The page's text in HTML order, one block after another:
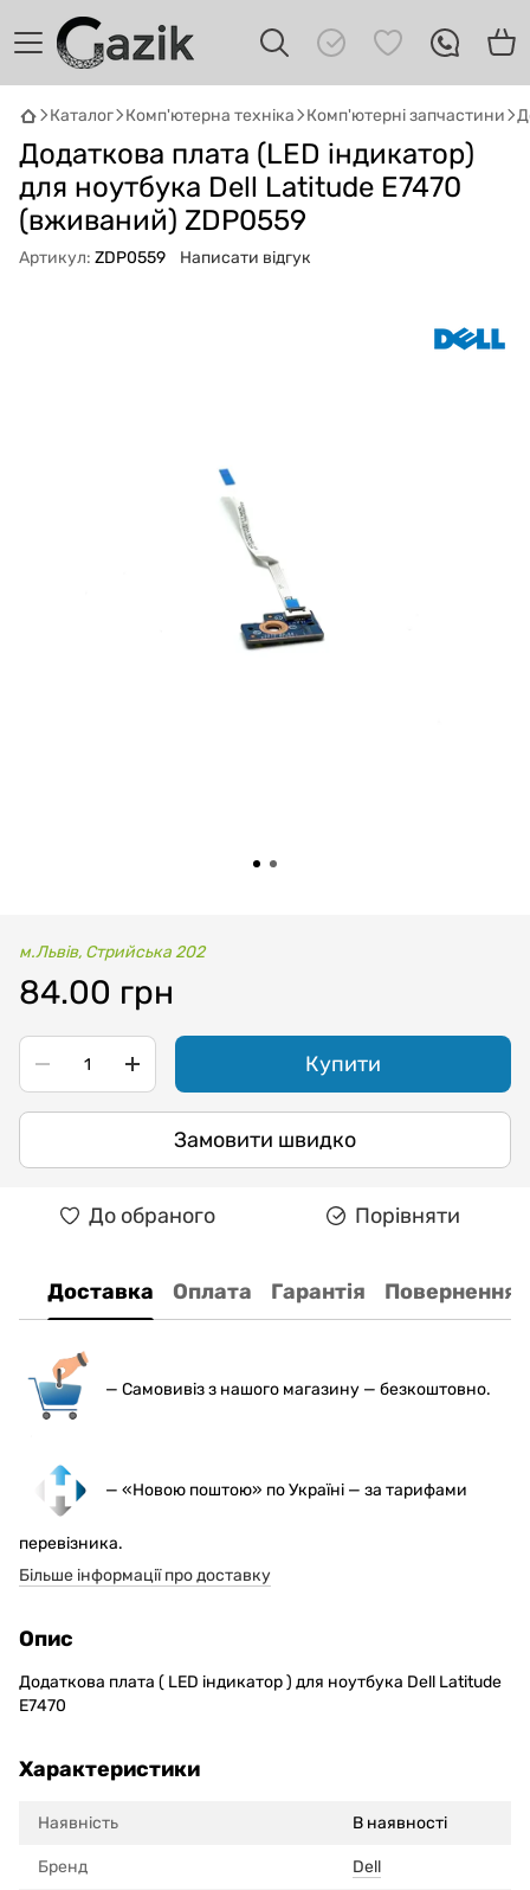
Каталог Комп'ютерна техніка Комп'ютерні запчастини
Додаткова плата (LED індикатор)
для ноутбука Dell Latitude E7470
(вживаний) ZDP0559
Артикул: ZDP0559 Написати відгук
м.Львів, Стрийська 202
84.00 грн
Купити
Замовити швидко
До обраного Порівняти
Доставка Оплата Гарантія Повернення
— Самовивіз з нашого магазину — безкоштовно.
— «Новою поштою» по Україні — за тарифами
перевізника.
Більше інформації про доставку
Опис
Додаткова плата ( LED індикатор ) для ноутбука Dell Latitude
E7470
Характеристики
Наявність В наявності
Бренд Dell
Онлайн · пошук техніки
Привіт! 👋 Я Gazik AI — допоможу
підібрати вживану комп'ютерну техніку.
Що шукаєш?